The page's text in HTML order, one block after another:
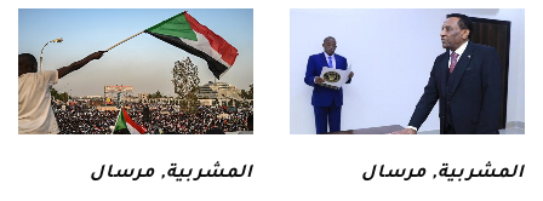
المشربية,مرسال المشربية,مرسال